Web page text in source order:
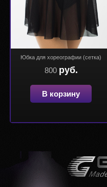
Юбка для хореографии (сетка)
800 руб.
В корзину